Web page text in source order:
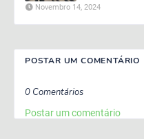
Novembro 14, 2024
POSTAR UM COMENTÁRIO
0 Comentários
Postar um comentário